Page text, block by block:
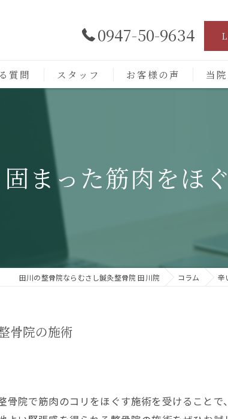
0947-50-9634
質問 スタッフ お客様の声 当
保険
まった筋肉をほ
田川の整骨院ならむさし鍼灸整骨院 田川院 コラム 辛
骨院の施術
院で筋肉のコリをほぐす施術を受けること